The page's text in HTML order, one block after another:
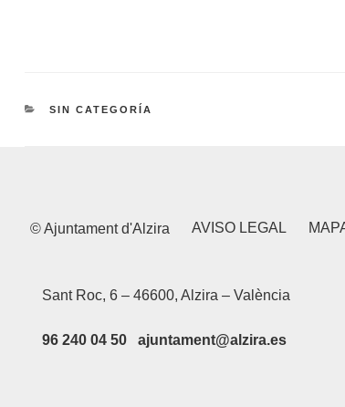
CATEGORÍAS
SIN CATEGORÍA
© Ajuntament d'Alzira AVISO LEGAL
Sant Roc, 6 – 46600, Alzira – València
96 240 04 50 ajuntament@alzira.es